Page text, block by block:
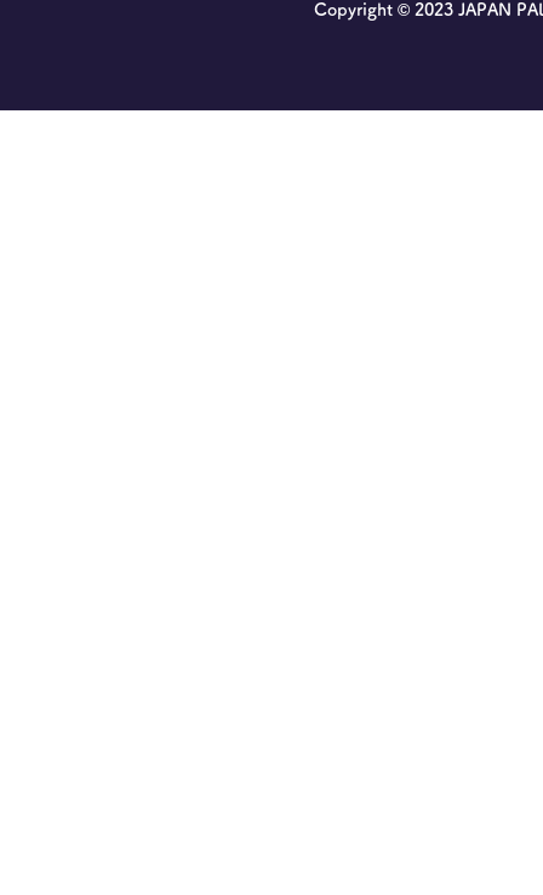
Copyright © 2023 JAPAN